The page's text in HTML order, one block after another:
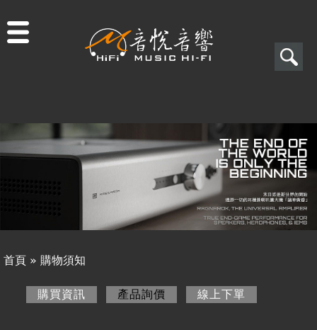
搜
表
單
搜
尋
商品一覽
二手專區
視聽專欄
購物須知
購買資訊
您
首頁 » 購物須知
購買資訊 產品詢價 (作用中頁籤)
線上下單